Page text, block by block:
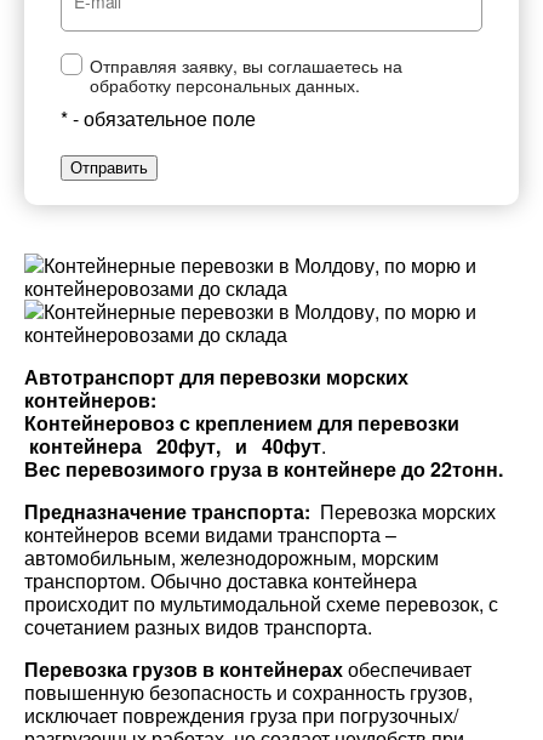
Отправляя заявку, вы соглашаетесь на
обработку персональных данных.
* - обязательное поле
Отправить
Автотранспорт для перевозки морских
контейнеров:
Контейнеровоз с креплением для перевозки
контейнера 20фут, и 40фут.
Вес перевозимого груза в контейнере до 22тонн.
Предназначение транспорта: Перевозка морских
контейнеров всеми видами транспорта –
автомобильным, железнодорожным, морским
транспортом. Обычно доставка контейнера
происходит по мультимодальной схеме перевозок, с
сочетанием разных видов транспорта.
Перевозка грузов в контейнерахобеспечивает
повышенную безопасность и сохранность грузов,
исключает повреждения груза при погрузочных/
Узнать стоимость перевозки
Разместить транспорт для поиска груза
Страна загрузки